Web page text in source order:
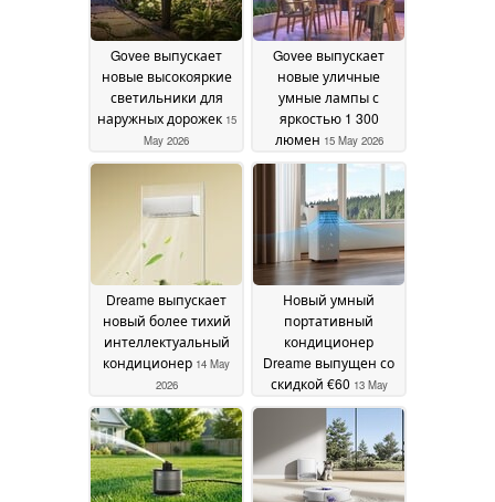
Govee выпускает
новые высокояркие
светильники для
наружных дорожек 15
May 2026
Govee выпускает
новые уличные
умные лампы с
яркостью 1 300
люмен 15 May 2026
Dreame выпускает
новый более тихий
интеллектуальный
кондиционер 14 May
2026
Новый умный
портативный
кондиционер
Dreame выпущен со
скидкой €60 13 May
2026